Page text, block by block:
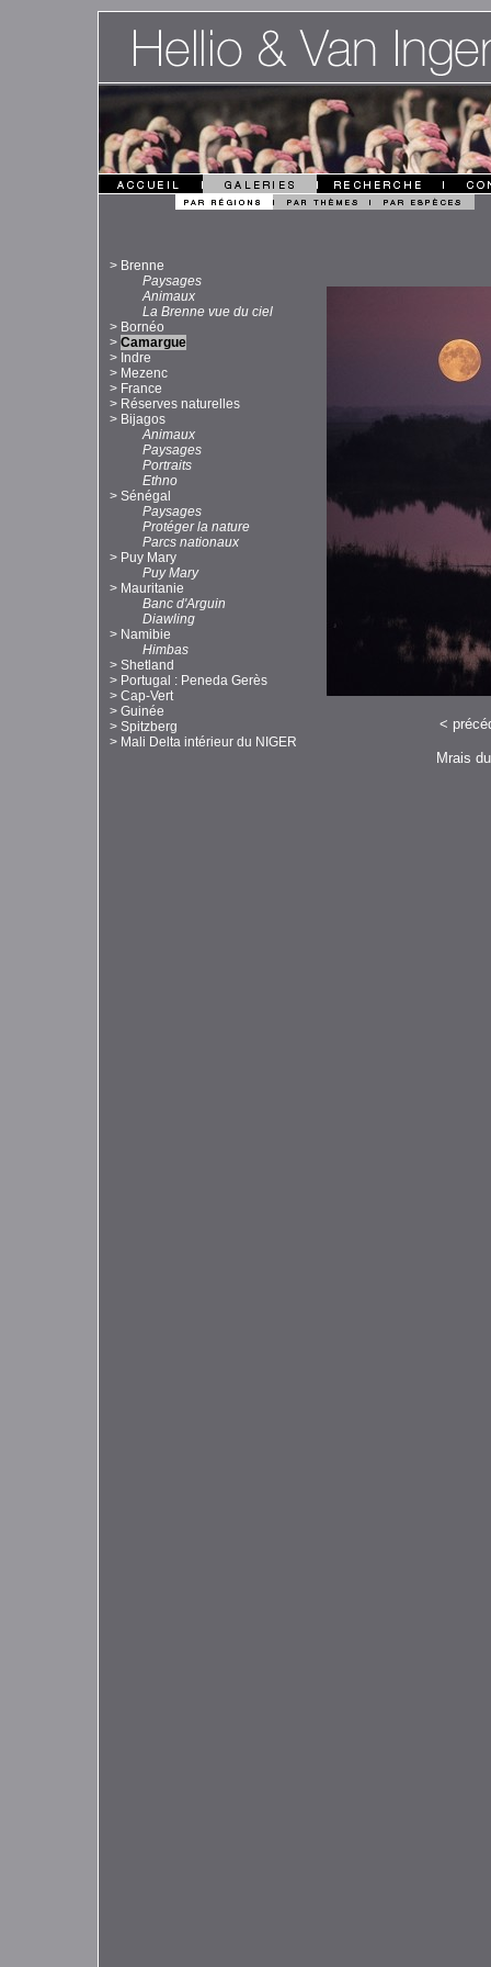
> Brenne
Paysages
Animaux
La Brenne vue du ciel
> Bornéo
> Camargue
> Indre
> Mezenc
> France
> Réserves naturelles
> Bijagos
Animaux
Paysages
Portraits
Ethno
> Sénégal
Paysages
Protéger la nature
Parcs nationaux
> Puy Mary
Puy Mary
> Mauritanie
Banc d'Arguin
Diawling
> Namibie
Himbas
> Shetland
> Portugal : Peneda Gerès
> Cap-Vert
> Guinée
> Spitzberg
> Mali Delta intérieur du NIGER
<
Mrais